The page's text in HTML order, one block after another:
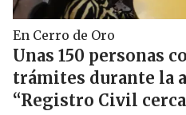
En Cerro de Oro
Unas 150 personas
trámites durante la
“Registro Civil